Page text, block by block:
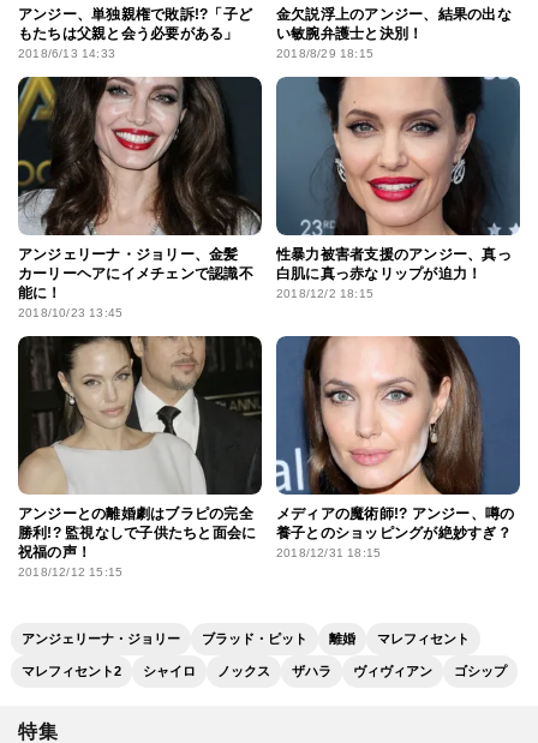
アンジー、単独親権で敗訴!?「子ど
もたちは父親と会う必要がある」
2018/6/13 14:33
金欠説浮上のアンジー、結果の出な
い敏腕弁護士と決別！
2018/8/29 18:15
アンジェリーナ・ジョリー、金髪
カーリーヘアにイメチェンで認識不
能に！
2018/10/23 13:45
性暴力被害者支援のアンジー、真っ
白肌に真っ赤なリップが迫力！
2018/12/2 18:15
アンジーとの離婚劇はブラピの完全
勝利!? 監視なしで子供たちと面会に
祝福の声！
2018/12/12 15:15
メディアの魔術師!? アンジー、噂の
養子とのショッピングが絶妙すぎ？
2018/12/31 18:15
アンジェリーナ・ジョリー ブラッド・ピット 離婚 マレフィセント
マレフィセント2 シャイロ ノックス ザハラ ヴィヴィアン ゴシップ
特集